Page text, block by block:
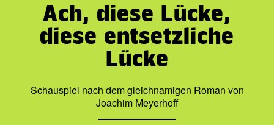
Ach, diese Lücke,
diese entsetzliche
Lücke
Schauspiel nach dem gleichnamigen Roman von
Joachim Meyerhoff